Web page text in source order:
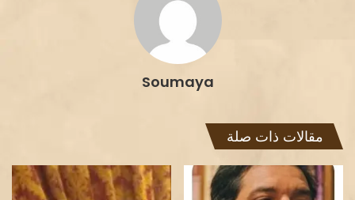
Soumaya
مقالات ذات صلة